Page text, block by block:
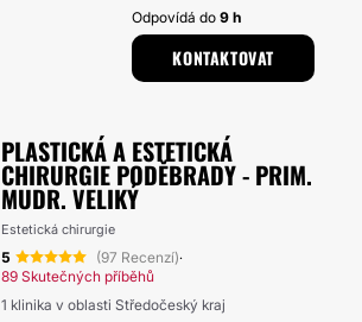
Odpovídá do9 h
KONTAKTOVAT
PLASTICKÁ A ESTETICKÁ
CHIRURGIE PODĚBRADY - PRIM.
MUDR. VELIKÝ
Estetická chirurgie
5 (97 Recenzí)·
89 Skutečných příběhů
1 klinika v oblasti Středočeský kraj